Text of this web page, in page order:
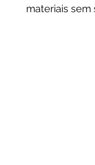
materiais sem